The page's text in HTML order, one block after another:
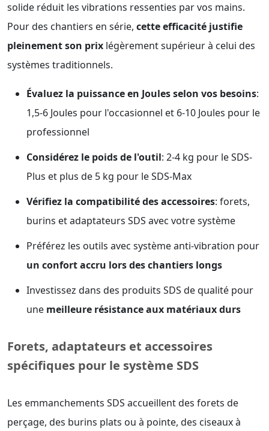
solide réduit les vibrations ressenties par vos mains.
Pour des chantiers en série, cette efficacité justifie
pleinement son prix légèrement supérieur à celui des
systèmes traditionnels.
Évaluez la puissance en Joules selon vos besoins:
1,5-6 Joules pour l'occasionnel et 6-10 Joules pour le
professionnel
Considérez le poids de l'outil: 2-4 kg pour le SDS-
Plus et plus de 5 kg pour le SDS-Max
Vérifiez la compatibilité des accessoires: forets,
burins et adaptateurs SDS avec votre système
Préférez les outils avec système anti-vibration pour
un confort accru lors des chantiers longs
Investissez dans des produits SDS de qualité pour
une meilleure résistance aux matériaux durs
Forets, adaptateurs et accessoires
spécifiques pour le système SDS
Les emmanchements SDS accueillent des forets de
perçage, des burins plats ou à pointe, des ciseaux à